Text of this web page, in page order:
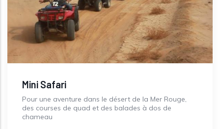
Mini Safari
Pour une aventure dans le désert de la Mer Rouge,
des courses de quad et des balades à dos de
chameau